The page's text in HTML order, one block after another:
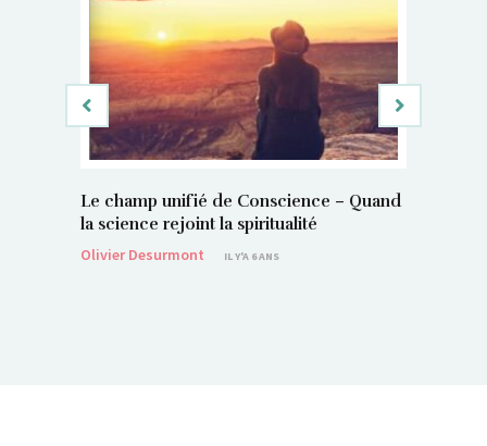
Le champ unifié de Conscience – Quand
la science rejoint la spiritualité
Olivier Desurmont
IL Y'A 6 ANS